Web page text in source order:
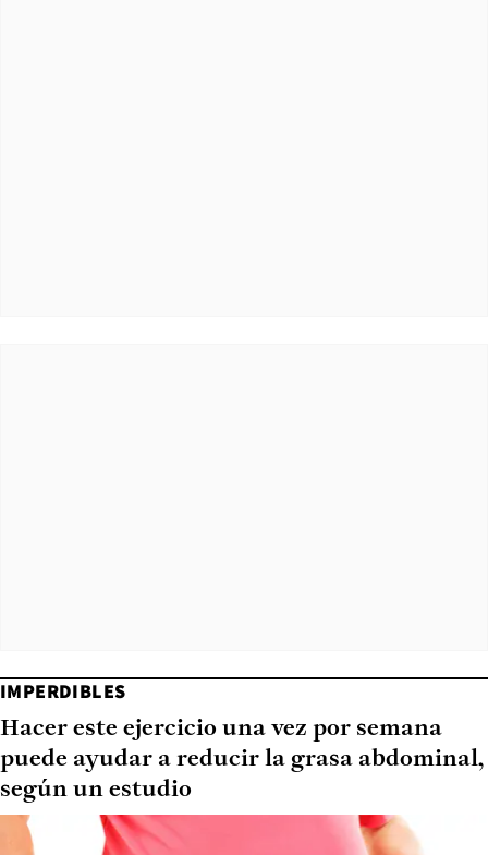
IMPERDIBLES
Hacer este ejercicio una vez por semana
puede ayudar a reducir la grasa abdominal,
según un estudio